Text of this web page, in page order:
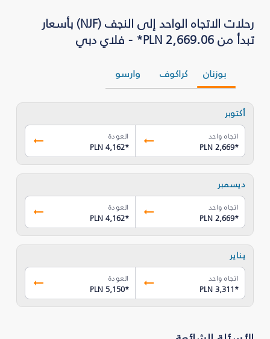
رحلات الاتجاه الواحد إلى النجف (NJF) بأسعار
تبدأ من PLN 2,669.06* - فلاي دبي
بوزنان كراكوف وارسو
أكتوبر
اتجاه واحد
PLN 2,669*
العودة
PLN 4,162*
ديسمبر
اتجاه واحد
PLN 2,669*
العودة
PLN 4,162*
يناير
اتجاه واحد
PLN 3,311*
العودة
PLN 5,150*